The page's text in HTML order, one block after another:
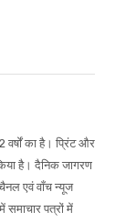
वर्षों का है। प्रिंट और
है। दैनिक जागरण
चैनल एवं वाँच न्यूज
समाचार पत्रों में